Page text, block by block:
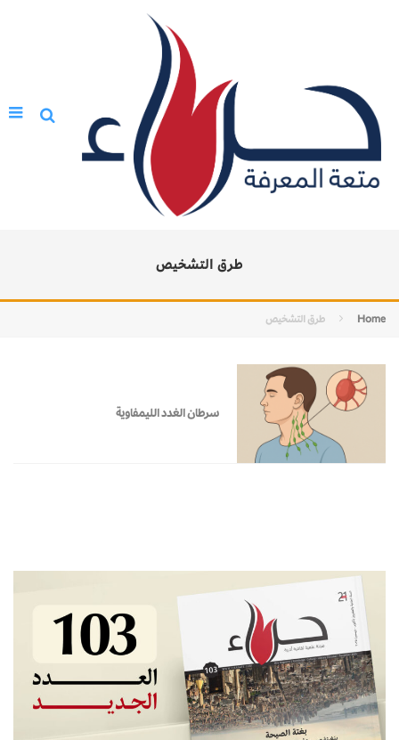
طرق التشخيص
Home طرق التشخيص
سرطان الغدد الليمفاوية